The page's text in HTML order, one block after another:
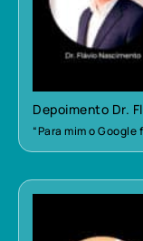
Depoimento Dr.
“Para mim o